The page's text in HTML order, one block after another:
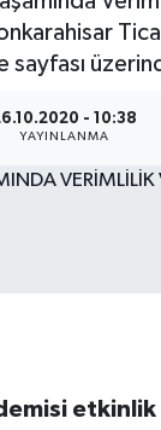
sayfası
- 10:38
YAYINLANMA